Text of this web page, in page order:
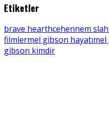
Etiketler
brave hearthcehennem
filmlermel gibson hayatı
gibson kimdir